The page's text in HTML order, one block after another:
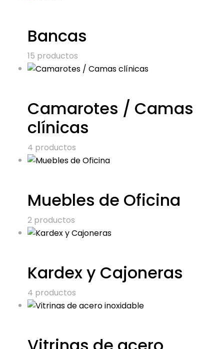
Bancas
15 productos
Camarotes / Camas
clínicas
4 productos
Muebles de Oficina
2 productos
Kardex y Cajoneras
4 productos